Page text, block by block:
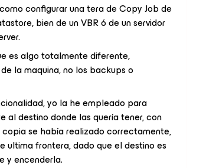
configurar una tera de Copy Job de
bien de un VBR ó de un servidor
es algo totalmente diferente,
la maquina, no los backups o
yo la he empleado para
al destino donde las quería tener, con
se había realizado correctamente,
ultima frontera, dado que el destino es
y encenderla.